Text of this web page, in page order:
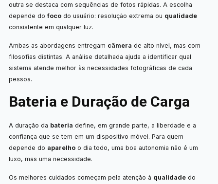
outra se destaca com sequências de fotos rápidas. A escolha
depende dofocodo usuário: resolução extrema ou qualidade
consistente em qualquer luz.
Ambas as abordagens entregam câmera de alto nível, mas com
filosofias distintas. A análise detalhada ajuda a identificar qual
sistema atende melhor às necessidades fotográficas de cada
pessoa.
Bateria e Duração de Carga
A duração da bateria define, em grande parte, a liberdade e a
confiança que se tem em um dispositivo móvel. Para quem
depende do aparelhoo dia todo, uma boa autonomia não é um
luxo, mas uma necessidade.
Os melhores cuidados começam pela atenção à qualidadedo